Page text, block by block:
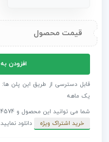
قیمت محصول
بسته
پیش
و
افزودن
قابل دسترسی از طریق این پلن
یک ماهه
شما می توانید این محصول و 24574 محصول دیگر را با کمترین قیمت و
خرید اشتراک ویژه
دانلود نمایید.